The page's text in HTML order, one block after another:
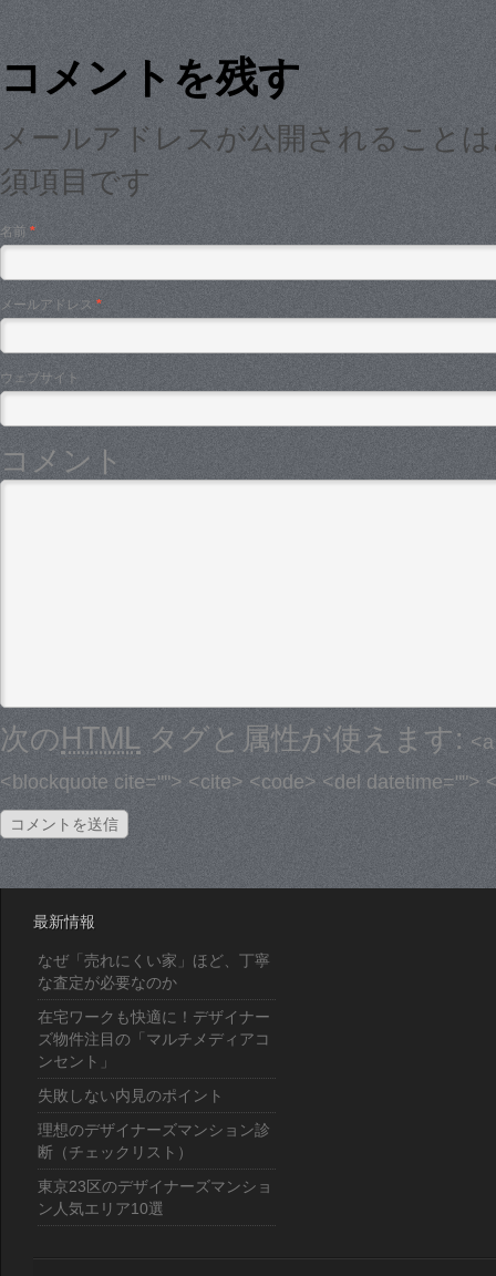
コメントを残す
メールアドレスが公開されること
須項目です
名前 *
メールアドレス *
ウェブサイト
コメント
次のHTMLタグと属性が使えます:
<blockquote cite=""> <cite> <code> <del datetime="">
最新情報
なぜ「売れにくい家」ほど、丁寧
な査定が必要なのか
在宅ワークも快適に！デザイナー
ズ物件注目の「マルチメディアコ
ンセント」
失敗しない内見のポイント
理想のデザイナーズマンション診
断（チェックリスト）
東京23区のデザイナーズマンショ
ン人気エリア10選